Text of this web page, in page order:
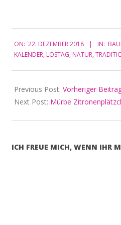
12-
22
ON: 22. DEZEMBER 2018 IN:
KALENDER, LOSTAG, NATUR,
Previous Post: Vorheriger
Next Post: Mürbe
ICH FREUE MICH, WENN IHR